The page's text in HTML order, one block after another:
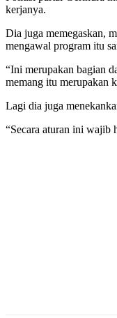
kerjanya.
Dia juga memegaskan,
mengawal program itu
“Ini merupakan bagian
memang itu merupakan
Lagi dia juga
“Secara aturan ini wajib